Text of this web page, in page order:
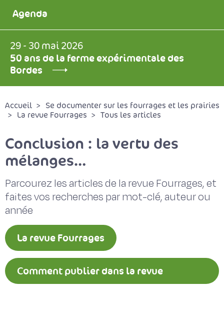
Agenda
29 - 30 mai 2026
50 ans de la ferme expérimentale des
Bordes
Accueil
Se documenter sur les fourrages et les prairies
La revue Fourrages
Tous les articles
Conclusion : la vertu des
mélanges…
Parcourez les articles de la revue Fourrages, et
faites vos recherches par mot-clé, auteur ou
année
La revue Fourrages
Comment publier dans la revue